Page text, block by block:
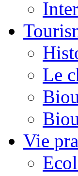
Le
Vie